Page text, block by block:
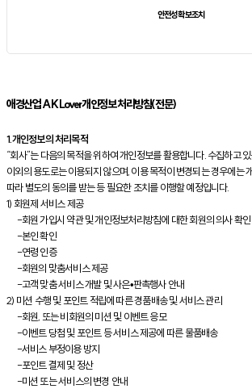
안전성 확보조치
애경산업 AK Lover개인정보 처리방침(전문)
1.개인정보의 처리목적
“회사”는 다음의 목적을 위하여 개인정보를 활용합니다. 수집하고
이외의 용도로는 이용되지 않으며, 이용 목적이 변경되는 경우에는
따라 별도의 동의를 받는 등 필요한 조치를 이행할 예정입니다.
1) 회원제 서비스 제공
-회원 가입시 약관 및 개인정보처리방침에 대한 회원의 의사 확인
-본인 확인
-연령 인증
-회원의 맞춤서비스 제공
-고객 맞춤 서비스 개발 및 사은•판촉행사 안내
2) 미션 수행 및 포인트 적립에 따른 경품배송 및 서비스 관리
-회원, 또는 비회원의 미션 및 이벤트 응모
-이벤트 당첨 및 포인트 등 서비스 제공에 따른 물품배송
-서비스 부정이용 방지
-포인트 결제 및 정산
-미션 또는 서비스의 변경 안내